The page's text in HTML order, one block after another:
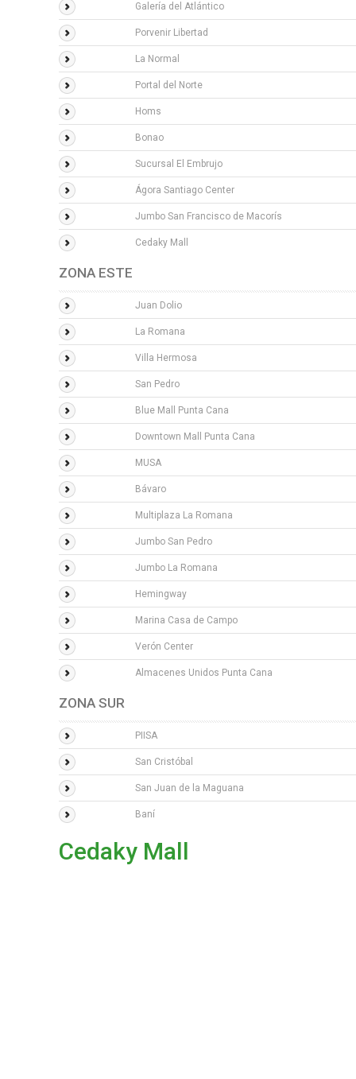
Galería del Atlántico
Porvenir Libertad
La Normal
Portal del Norte
Homs
Bonao
Sucursal El Embrujo
Ágora Santiago Center
Jumbo San Francisco de Macorís
Cedaky Mall
ZONA ESTE
Juan Dolio
La Romana
Villa Hermosa
San Pedro
Blue Mall Punta Cana
Downtown Mall Punta Cana
MUSA
Bávaro
Multiplaza La Romana
Jumbo San Pedro
Jumbo La Romana
Hemingway
Marina Casa de Campo
Verón Center
Almacenes Unidos Punta Cana
ZONA SUR
PIISA
San Cristóbal
San Juan de la Maguana
Baní
Cedaky Mall